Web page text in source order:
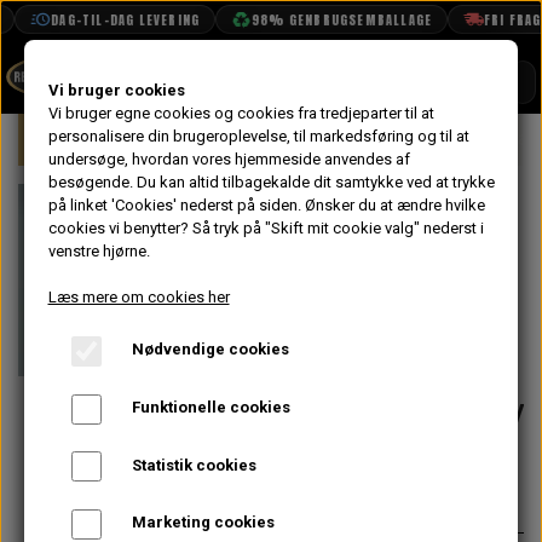
DAG-TIL-DAG LEVERING 98% GENBRUGSEMBALLAGE FRI FRAGT
BOOK TID
PROJEKTER
TEKNISK DATA
VANDPOLERING
Forside Mini Elektrisk System Lygter &
På lager
Baglygte
Lygtehus &
Karosseri -
Van/Estate/
36,00 kr.
Vi bruger cookies
Vi bruger egne cookies og cookies fra tredjeparter til at
personalisere din brugeroplevelse, til markedsføring og til at
undersøge, hvordan vores hjemmeside anvendes af
besøgende. Du kan altid tilbagekalde dit samtykke ved at trykke
på linket 'Cookies' nederst på siden. Ønsker du at ændre hvilke
cookies vi benytter? Så tryk på "Skift mit cookie valg" nederst i
venstre hjørne.
Læs mere om cookies her
Nødvendige cookies
Funktionelle cookies
Statistik cookies
Marketing cookies